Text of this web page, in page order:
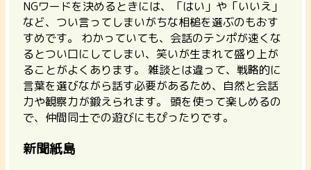
NGワードを決めるときには、「はい」や「いいえ」
など、つい言ってしまいがちな相槌を選ぶのもおす
すめです。 わかっていても、会話のテンポが速くな
るとつい口にしてしまい、笑いが生まれて盛り上が
ることがよくあります。
雑談とは違って、戦略的に
言葉を選びながら話す必要があるため、自然と会話
力や観察力が鍛えられます。 頭を使って楽しめるの
で、仲間同士での遊びにもぴったりです。
新聞紙島